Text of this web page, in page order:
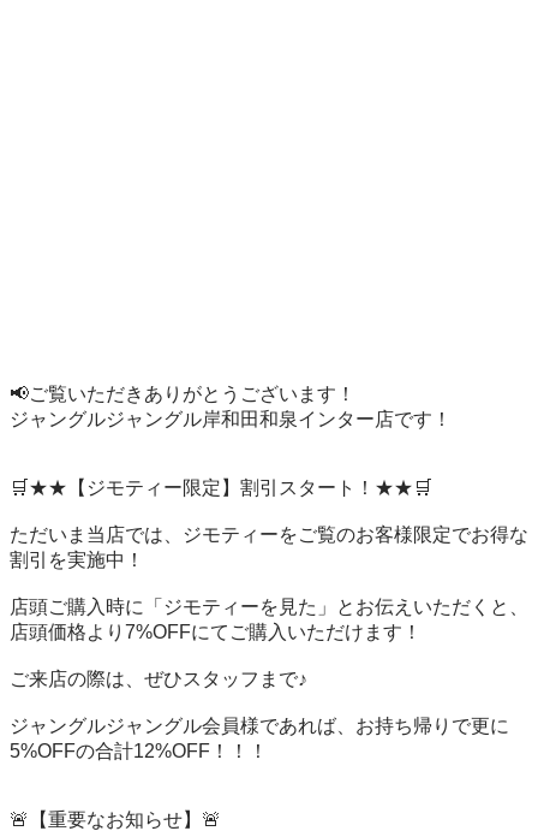
📢ご覧いただきありがとうございます！
ジャングルジャングル岸和田和泉インター店です！
🛒★★【ジモティー限定】割引スタート！★★🛒
ただいま当店では、ジモティーをご覧のお客様限定でお得な
割引を実施中！
店頭ご購入時に「ジモティーを見た」とお伝えいただくと、
店頭価格より7%OFFにてご購入いただけます！
ご来店の際は、ぜひスタッフまで♪
ジャングルジャングル会員様であれば、お持ち帰りで更に
5%OFFの合計12%OFF！！！
🚨【重要なお知らせ】🚨